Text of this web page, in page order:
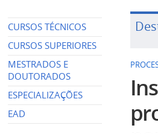
CURSOS TÉCNICOS
CURSOS SUPERIORES
MESTRADOS E
DOUTORADOS
ESPECIALIZAÇÕES
EAD